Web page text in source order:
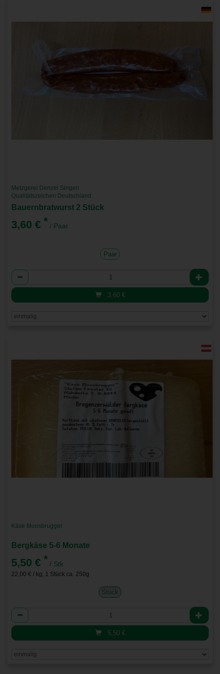
Metzgerei Denzel Singen
Qualitätszeichen Deutschland
Bauernbratwurst 2 Stück
3,60 € * / Paar
Paar
Anzahl
3,60 €
Käse Moosbrugger
Bergkäse 5-6 Monate
5,50 € * / Stk
22,00 € / kg, 1 Stück ca. 250g
Stück
Anzahl
5,50 €